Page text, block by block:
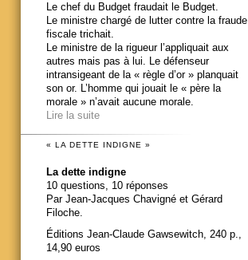
Le chef du Budget fraudait le Budget.
Le ministre chargé de lutter contre la fraude
fiscale trichait.
Le ministre de la rigueur l’appliquait aux
autres mais pas à lui. Le défenseur
intransigeant de la « règle d’or » planquait
son or. L’homme qui jouait le « père la
morale » n’avait aucune morale.
Lire la suite
« LA DETTE INDIGNE »
La dette indigne
10 questions, 10 réponses
Par Jean-Jacques Chavigné et Gérard
Filoche.
Éditions Jean-Claude Gawsewitch, 240 p.,
14,90 euros